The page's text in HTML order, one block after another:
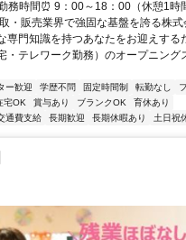
務時間⏰ 9：00～18：00（休憩1時
・販売業界で強固な基盤を誇る株式
専門知識を持つあなたをお迎えする
・テレワーク勤務）のオープニング
ー歓迎 学歴不問 固定時間制 転勤なし
宅OK 賞与あり ブランクOK
育休あり
通費支給 長期歓迎 長期休暇あり 土日祝